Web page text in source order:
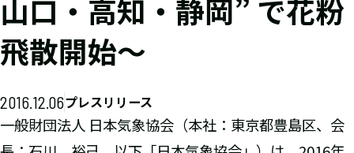
山口・高知・静岡” で花粉
飛散開始～
2016.12.06プレスリリース
一般財団法人 日本気象協会（本社：東京都豊島区、会